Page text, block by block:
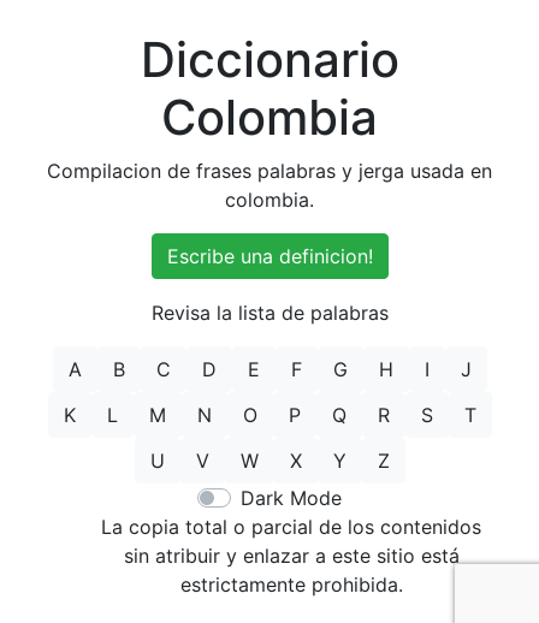
Diccionario
Colombia
Compilacion de frases palabras y jerga usada en
colombia.
Escribe una definicion!
Revisa la lista de palabras
A B C D E F G H I
J
K
L M N O P Q R S
T
U
V W X Y
Z
Dark Mode
La copia total o parcial de los contenidos
sin atribuir y enlazar a este sitio está
estrictamente prohibida.